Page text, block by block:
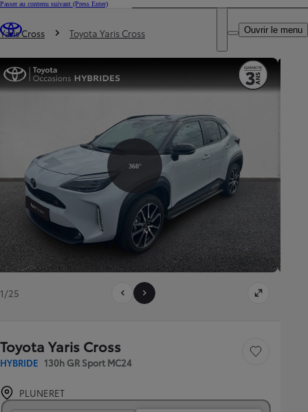
Passer au contenu suivant (Press Enter)
Trouvez un partenaire Toyota
DEALER NAME
Ouvrir le menu
Vous êtes ici
Yaris Cross Toyota Yaris Cross
360°
1/25
Toyota Yaris Cross
HYBRIDE 130h GR Sport MC24
Sauvegarder le
PLUNERET